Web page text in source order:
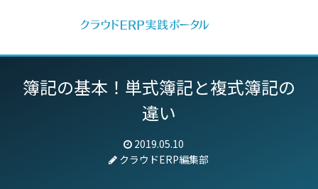
簿記の基本！単式簿記と複式簿記の
違い
2019.05.10
クラウドERP編集部